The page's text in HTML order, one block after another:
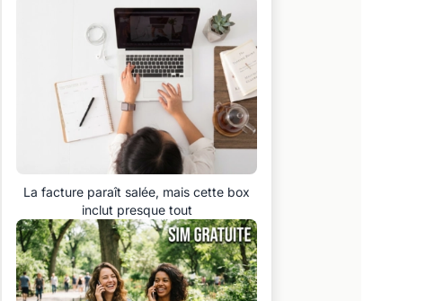
La facture paraît salée, mais cette box
inclut presque tout